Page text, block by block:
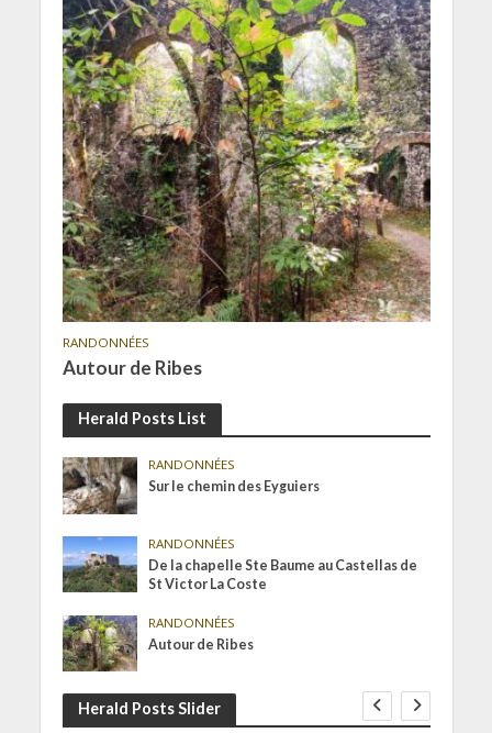
RANDONNÉES
Autour de Ribes
Herald Posts List
RANDONNÉES
Sur le chemin des Eyguiers
RANDONNÉES
De la chapelle Ste Baume au Castellas de
St Victor La Coste
RANDONNÉES
Autour de Ribes
Herald Posts Slider